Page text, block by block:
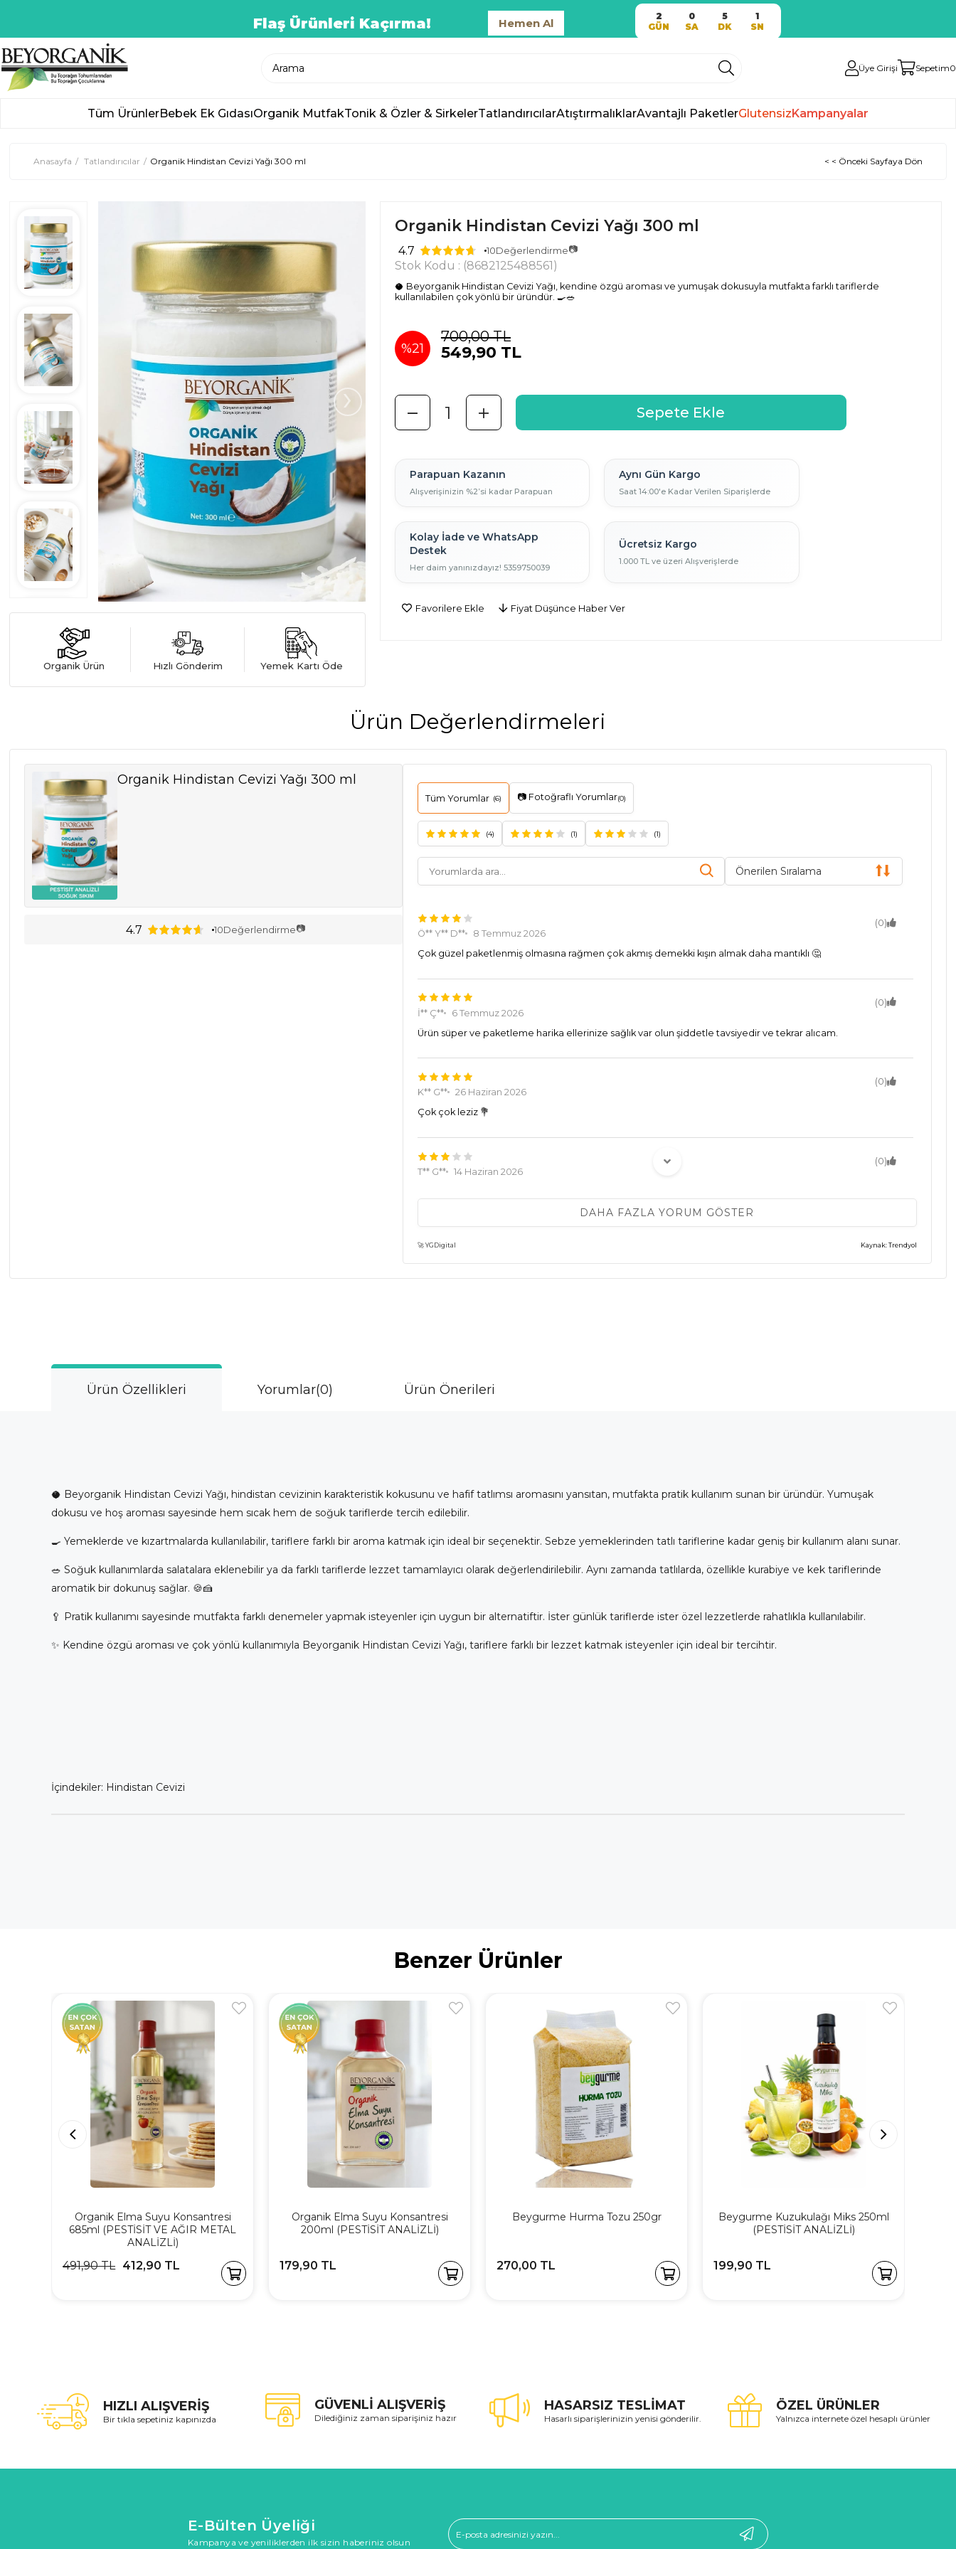
Flaş Ürünleri Kaçırma! Hemen Al
2
GÜN
0
SA
5
DK
1
SN
Üye Girişi Sepetim0
Tüm ÜrünlerBebek Ek GıdasıOrganik MutfakTonik & Özler & SirkelerTatlandırıcılarAtıştırmalıklarAvantajlı PaketlerGlutensizKampanyalar
Anasayfa Tatlandırıcılar Organik Hindistan Cevizi Yağı 300 ml < < Önceki Sayfaya Dön
›
Organik Ürün Hızlı Gönderim Yemek Kartı Öde
Organik Hindistan Cevizi Yağı 300 ml
4.7 10Değerlendirme📷
Stok Kodu (8682125488561)
🥥 Beyorganik Hindistan Cevizi Yağı, kendine özgü aroması ve yumuşak dokusuyla mutfakta farklı tariflerde
kullanılabilen çok yönlü bir üründür. 🍳🥗
%21
700,00 TL
549,90 TL
Parapuan Kazanın
Alışverişinizin %2’si kadar Parapuan
Aynı Gün Kargo
Saat 14:00'e Kadar Verilen Siparişlerde
Kolay İade ve WhatsApp
Destek
Her daim yanınızdayız! 5359750039
Ücretsiz Kargo
1.000 TL ve üzeri Alışverişlerde
Favorilere Ekle Fiyat Düşünce Haber Ver
Ürün Değerlendirmeleri
Organik Hindistan Cevizi Yağı 300 ml
4.7 10Değerlendirme📷
Tüm Yorumlar (6) 📷 Fotoğraflı Yorumlar(0)
(4) (1) (1)
Önerilen Sıralama
(0)
Ö** Y** D**
8 Temmuz 2026
Çok güzel paketlenmiş olmasına rağmen çok akmış demekki kışın almak daha mantıklı 🤔
(0)
İ** Ç**
6 Temmuz 2026
Ürün süper ve paketleme harika ellerinize sağlık var olun şiddetle tavsiyedir ve tekrar alıcam.
(0)
K** G**
26 Haziran 2026
Çok çok leziz 💐
(0)
T** G**
14 Haziran 2026
(0)
B** Ş**
23 Mayıs 2026
DAHA FAZLA YORUM GÖSTER
🚀 YGDigital Kaynak: Trendyol
Ürün Özellikleri Yorumlar(0) Ürün Önerileri
🥥 Beyorganik Hindistan Cevizi Yağı, hindistan cevizinin karakteristik kokusunu ve hafif tatlımsı aromasını yansıtan, mutfakta pratik kullanım sunan bir üründür. Yumuşak
dokusu ve hoş aroması sayesinde hem sıcak hem de soğuk tariflerde tercih edilebilir.
🍳 Yemeklerde ve kızartmalarda kullanılabilir, tariflere farklı bir aroma katmak için ideal bir seçenektir. Sebze yemeklerinden tatlı tariflerine kadar geniş bir kullanım alanı sunar.
🥗 Soğuk kullanımlarda salatalara eklenebilir ya da farklı tariflerde lezzet tamamlayıcı olarak değerlendirilebilir. Aynı zamanda tatlılarda, özellikle kurabiye ve kek tariflerinde
aromatik bir dokunuş sağlar. 🍪🍰
🥄 Pratik kullanımı sayesinde mutfakta farklı denemeler yapmak isteyenler için uygun bir alternatiftir. İster günlük tariflerde ister özel lezzetlerde rahatlıkla kullanılabilir.
✨ Kendine özgü aroması ve çok yönlü kullanımıyla Beyorganik Hindistan Cevizi Yağı, tariflere farklı bir lezzet katmak isteyenler için ideal bir tercihtir.
İçindekiler: Hindistan Cevizi
Benzer Ürünler
Organik Elma Suyu Konsantresi
685ml (PESTİSİT VE AĞIR METAL
ANALİZLİ)
412,90 TL
491,90 TL
Organik Elma Suyu Konsantresi
200ml (PESTİSİT ANALİZLİ)
179,90 TL
Beygurme Hurma Tozu 250gr
270,00 TL
Beygurme Kuzukulağı Miks 250ml
(PESTİSİT ANALİZLİ)
199,90 TL
HIZLI ALIŞVERİŞ
Bir tıkla sepetiniz kapınızda
GÜVENLİ ALIŞVERİŞ
Dilediğiniz zaman siparişiniz hazır
HASARSIZ TESLİMAT
Hasarlı siparişlerinizin yenisi gönderilir.
ÖZEL ÜRÜNLER
Yalnızca internete özel hesaplı ürünler
E-Bülten Üyeliği
Kampanya ve yeniliklerden ilk sizin haberiniz olsun